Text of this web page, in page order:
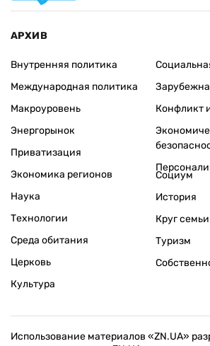
АРХИВ
Внутренняя политика
Международная политика
Макроуровень
Энергорынок
Приватизация
Экономика регионов
Конфликт
Наука
Технологии
Среда обитания
Церковь
Культура
Социум
История
Круг семьи
Туризм
Использование материалов «ZN.UA»